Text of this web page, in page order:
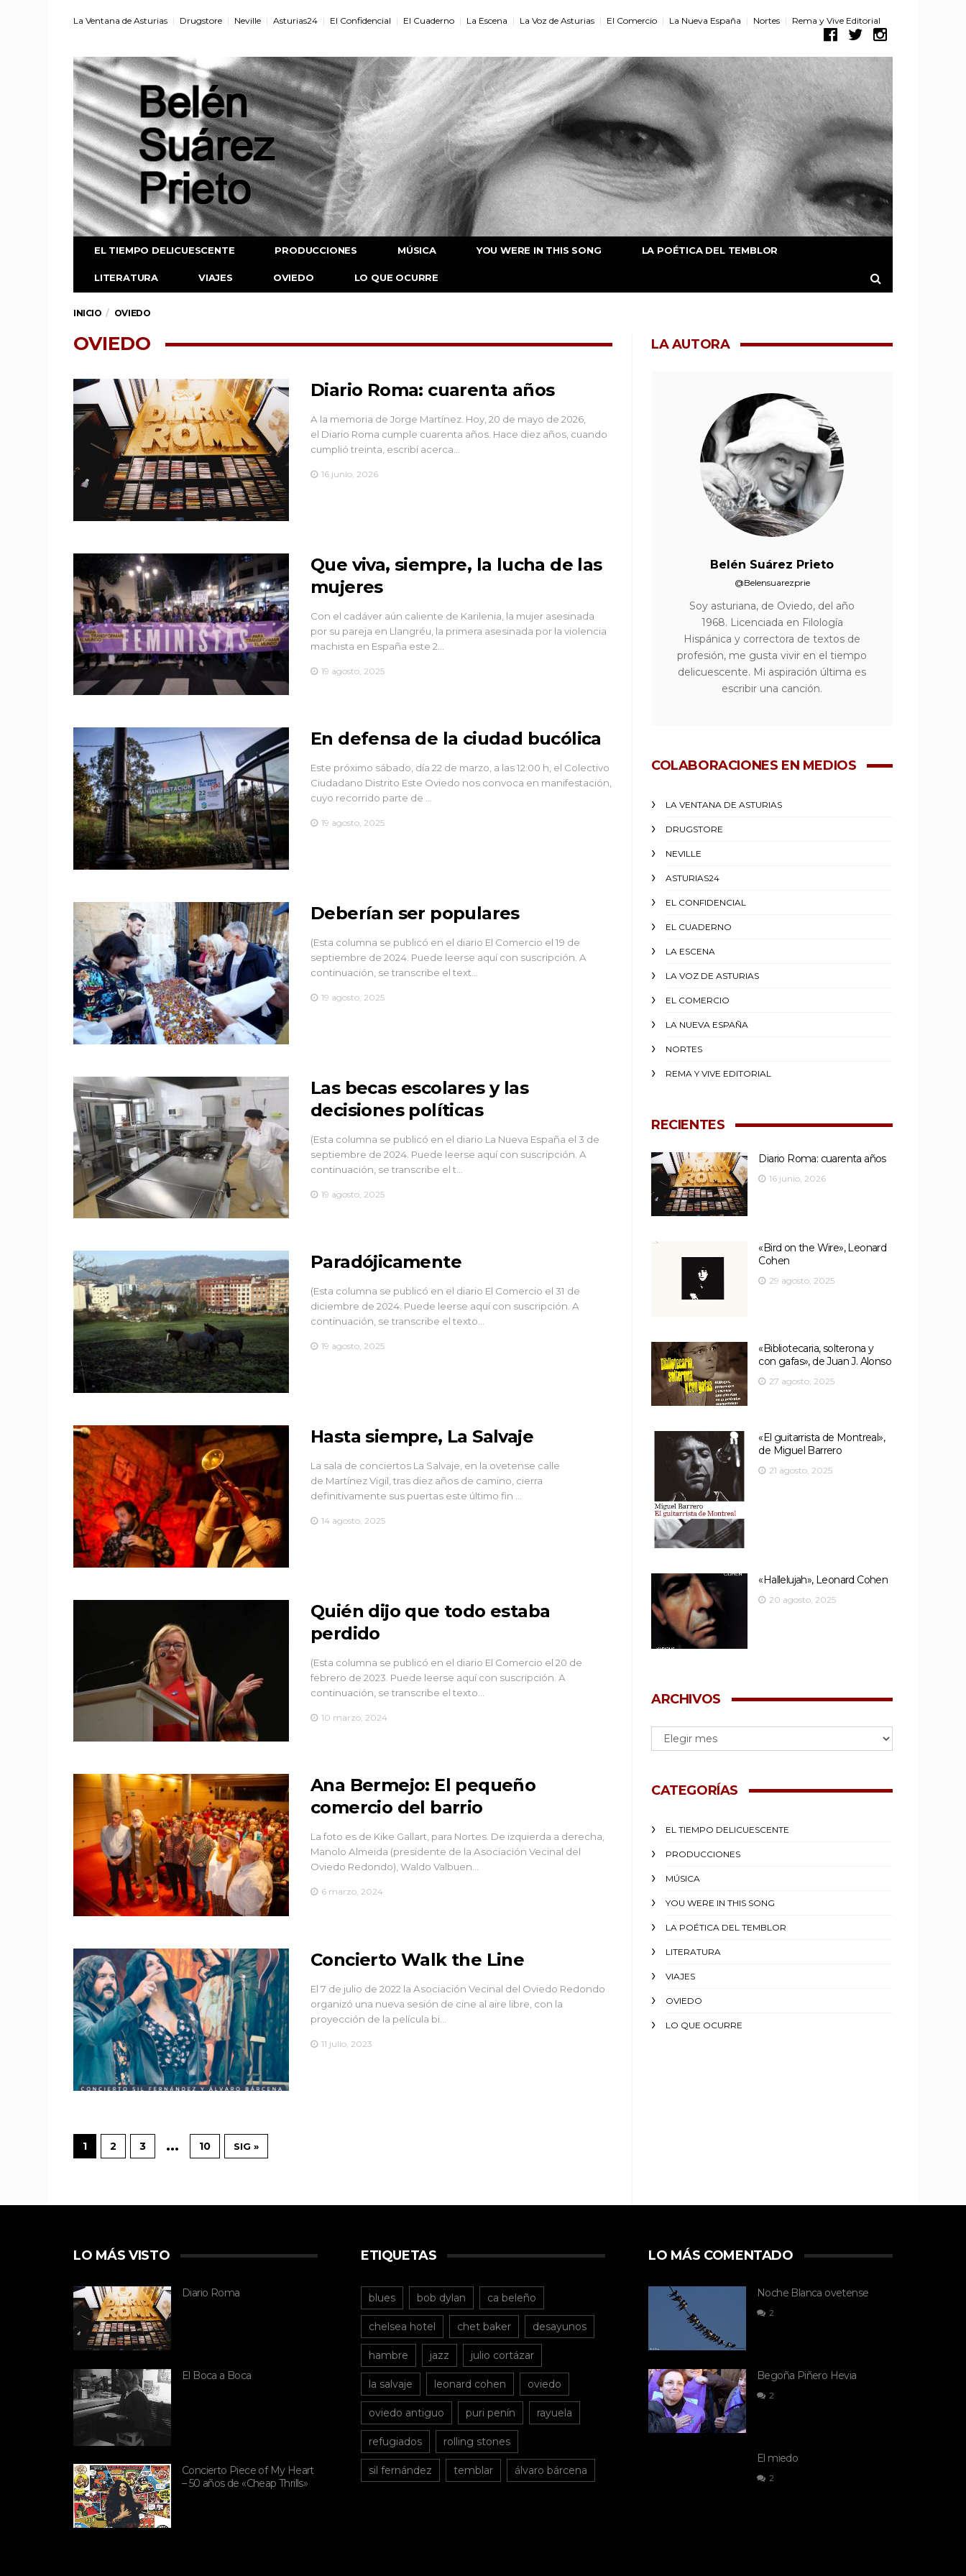
La Ventana de Asturias Drugstore Neville Asturias24 El Confidencial El Cuaderno La Escena La Voz de Asturias El Comercio La Nueva España Nortes Rema y Vive Editorial
EL TIEMPO DELICUESCENTE PRODUCCIONES MÚSICA YOU WERE IN THIS SONG LA POÉTICA DEL TEMBLOR
LITERATURA VIAJES OVIEDO LO QUE OCURRE
INICIO OVIEDO
OVIEDO
Diario Roma: cuarenta años
A la memoria de Jorge Martínez. Hoy, 20 de mayo de 2026,
el Diario Roma cumple cuarenta años. Hace diez años, cuando
cumplió treinta, escribí acerca…
16 junio, 2026
Que viva, siempre, la lucha de las
mujeres
Con el cadáver aún caliente de Karilenia, la mujer asesinada
por su pareja en Llangréu, la primera asesinada por la violencia
machista en España este 2…
19 agosto, 2025
En defensa de la ciudad bucólica
Este próximo sábado, día 22 de marzo, a las 12:00 h, el Colectivo
Ciudadano Distrito Este Oviedo nos convoca en manifestación,
cuyo recorrido parte de …
19 agosto, 2025
Deberían ser populares
(Esta columna se publicó en el diario El Comercio el 19 de
septiembre de 2024. Puede leerse aquí con suscripción. A
continuación, se transcribe el text…
19 agosto, 2025
Las becas escolares y las
decisiones políticas
(Esta columna se publicó en el diario La Nueva España el 3 de
septiembre de 2024. Puede leerse aquí con suscripción. A
continuación, se transcribe el t…
19 agosto, 2025
Paradójicamente
(Esta columna se publicó en el diario El Comercio el 31 de
diciembre de 2024. Puede leerse aquí con suscripción. A
continuación, se transcribe el texto…
19 agosto, 2025
Hasta siempre, La Salvaje
La sala de conciertos La Salvaje, en la ovetense calle
de Martínez Vigil, tras diez años de camino, cierra
definitivamente sus puertas este último fin …
14 agosto, 2025
Quién dijo que todo estaba
perdido
(Esta columna se publicó en el diario El Comercio el 20 de
febrero de 2023. Puede leerse aquí con suscripción. A
continuación, se transcribe el texto…
10 marzo, 2024
Ana Bermejo: El pequeño
comercio del barrio
La foto es de Kike Gallart, para Nortes. De izquierda a derecha,
Manolo Almeida (presidente de la Asociación Vecinal del
Oviedo Redondo), Waldo Valbuen…
6 marzo, 2024
Concierto Walk the Line
El 7 de julio de 2022 la Asociación Vecinal del Oviedo Redondo
organizó una nueva sesión de cine al aire libre, con la
proyección de la película bi…
11 julio, 2023
1 2 3 … 10 SIG »
LA AUTORA
Belén Suárez Prieto
@Belensuarezprie
Soy asturiana, de Oviedo, del año
1968. Licenciada en Filología
Hispánica y correctora de textos de
profesión, me gusta vivir en el tiempo
delicuescente. Mi aspiración última es
escribir una canción.
COLABORACIONES EN MEDIOS
LA VENTANA DE ASTURIAS
DRUGSTORE
NEVILLE
ASTURIAS24
EL CONFIDENCIAL
EL CUADERNO
LA ESCENA
LA VOZ DE ASTURIAS
EL COMERCIO
LA NUEVA ESPAÑA
NORTES
REMA Y VIVE EDITORIAL
RECIENTES
Diario Roma: cuarenta años
16 junio, 2026
«Bird on the Wire», Leonard
Cohen
29 agosto, 2025
«Bibliotecaria, solterona y
con gafas», de Juan J. Alonso
27 agosto, 2025
«El guitarrista de Montreal»,
de Miguel Barrero
21 agosto, 2025
«Hallelujah», Leonard Cohen
20 agosto, 2025
ARCHIVOS
CATEGORÍAS
EL TIEMPO DELICUESCENTE
PRODUCCIONES
MÚSICA
YOU WERE IN THIS SONG
LA POÉTICA DEL TEMBLOR
LITERATURA
VIAJES
OVIEDO
LO QUE OCURRE
LO MÁS VISTO
Diario Roma
El Boca a Boca
Concierto Piece of My Heart
– 50 años de «Cheap Thrills»
ETIQUETAS
blues bob dylan ca beleño
chelsea hotel chet baker desayunos
hambre jazz julio cortázar
la salvaje leonard cohen oviedo
oviedo antiguo puri penín rayuela
refugiados rolling stones
sil fernández temblar álvaro bárcena
LO MÁS COMENTADO
Noche Blanca ovetense
2
Begoña Piñero Hevia
2
El miedo
2